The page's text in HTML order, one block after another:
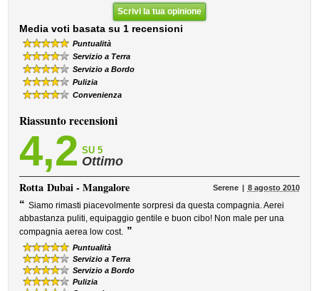
Scrivi la tua opinione
Media voti basata su 1 recensioni
Puntualità
Servizio a Terra
Servizio a Bordo
Pulizia
Convenienza
Riassunto recensioni
4,2 SU 5
Ottimo
RottaDubai - Mangalore Serene 8 agosto 2010
“ Siamo rimasti piacevolmente sorpresi da questa compagnia. Aerei
abbastanza puliti, equipaggio gentile e buon cibo! Non male per una
compagnia aerea low cost. ”
Puntualità
Servizio a Terra
Servizio a Bordo
Pulizia